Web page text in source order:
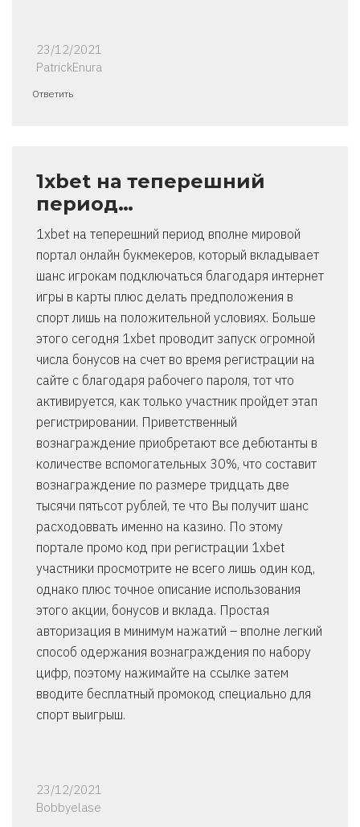
23/12/2021
PatrickEnura
Ответить
1xbet на теперешний
период…
1xbet на теперешний период вполне мировой
портал онлайн букмекеров, который вкладывает
шанс игрокам подключаться благодаря интернет
игры в карты плюс делать предположения в
спорт лишь на положительной условиях. Больше
этого сегодня 1xbet проводит запуск огромной
числа бонусов на счет во время регистрации на
сайте с благодаря рабочего пароля, тот что
активируется, как только участник пройдет этап
регистрировании. Приветственный
вознаграждение приобретают все дебютанты в
количестве вспомогательных 30%, что составит
вознаграждение по размере тридцать две
тысячи пятьсот рублей, те что Вы получит шанс
расходоввать именно на казино. По этому
портале промо код при регистрации 1xbet
участники просмотрите не всего лишь один код,
однако плюс точное описание использования
этого акции, бонусов и вклада. Простая
авторизация в минимум нажатий – вполне легкий
способ одержания вознаграждения по набору
цифр, поэтому нажимайте на ссылке затем
вводите бесплатный промокод специально для
спорт выигрыш.
23/12/2021
Bobbyelase